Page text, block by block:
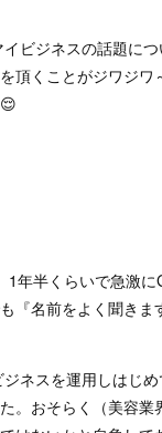
ビジネスの話題に
頂くことがジワジ
1年半くらいで急激
『名前をよく聞きま
ネスを運用しはじ
。おそらく（美容